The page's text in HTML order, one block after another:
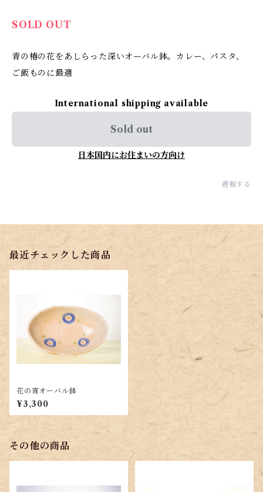
SOLD OUT
青の椿の花をあしらった深いオーバル鉢。カレー、パスタ、
ご飯ものに最適
International shipping available
Sold out
日本国内にお住まいの方向け
通報する
最近チェックした商品
花の宵オーバル鉢
¥3,300
その他の商品